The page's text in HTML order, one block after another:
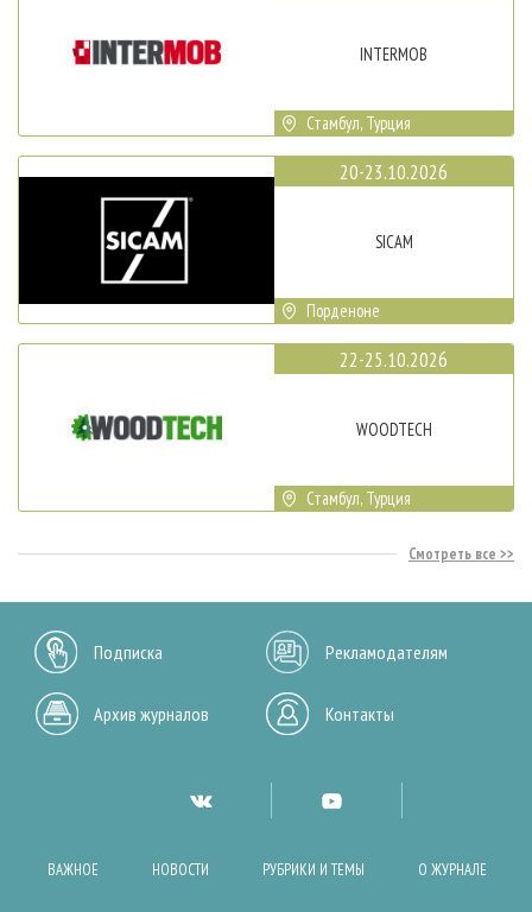
INTERMOB
Стамбул, Турция
20-23.10.2026
SICAM
Порденоне
22-25.10.2026
WOODTECH
Стамбул, Турция
Смотреть все
Подписка Рекламодателям
Архив журналов Контакты
ВАЖНОЕ НОВОСТИ РУБРИКИ И ТЕМЫ О ЖУРНАЛЕ